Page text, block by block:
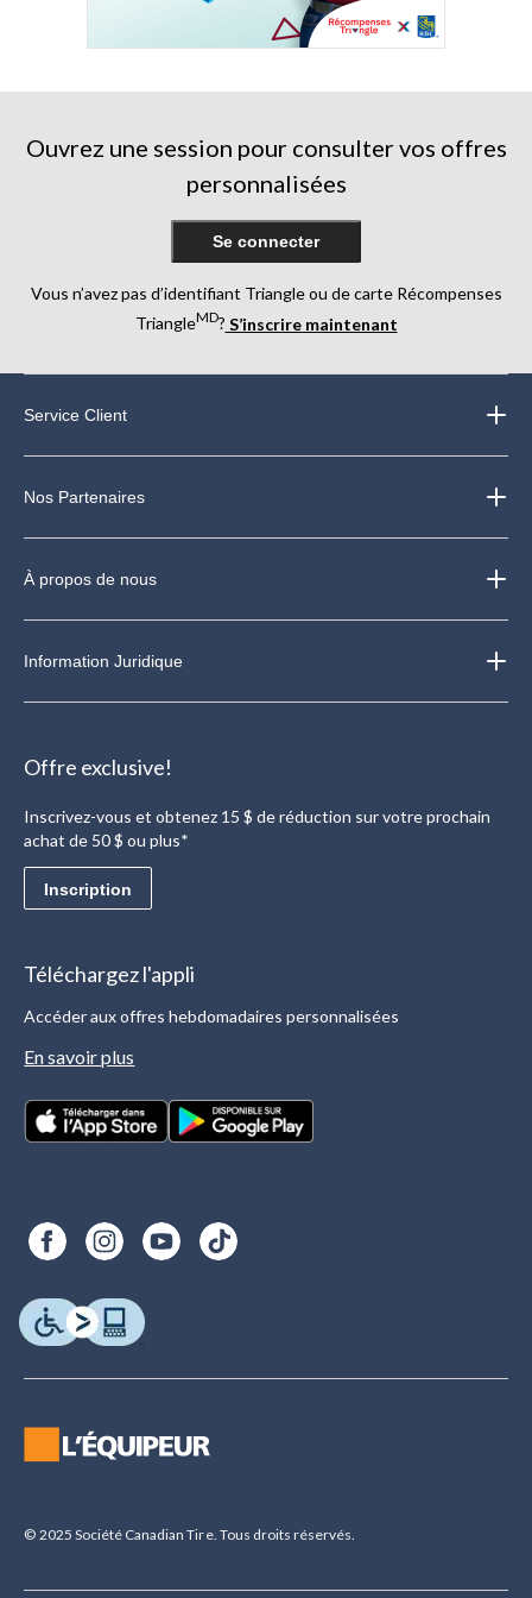
Ouvrez une session pour consulter vos offres
personnalisées
Se connecter
Vous n’avez pas d’identifiant Triangle ou de carte Récompenses
TriangleMD? S’inscrire maintenant
Service Client
Nos Partenaires
À propos de nous
Information Juridique
Offre exclusive!
Inscrivez-vous et obtenez 15 $ de réduction sur votre prochain
achat de 50 $ ou plus*
Inscription
Téléchargez l'appli
Accéder aux offres hebdomadaires personnalisées
En savoir plus
© 2025 Société Canadian Tire. Tous droits réservés.